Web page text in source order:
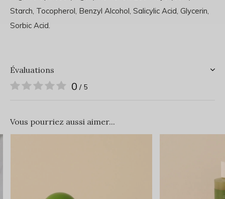
Starch, Tocopherol, Benzyl Alcohol, Salicylic Acid, Glycerin,
Sorbic Acid.
Évaluations
0 / 5
Vous pourriez aussi aimer...